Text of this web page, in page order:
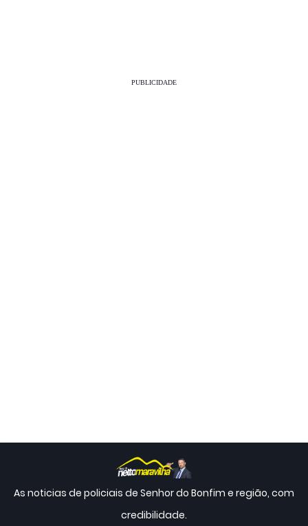
PUBLICIDADE
As noticias de policiais de Senhor do Bonfim e região, com
credibilidade.